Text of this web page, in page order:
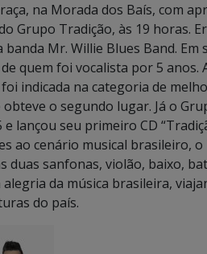
na Morada dos Baís, com
Grupo Tradição, às 19 horas.
Mr. Willie Blues Band.
quem foi vocalista por 5 anos.
indicada na categoria de
o segundo lugar. Já o
lançou seu primeiro CD
ao cenário musical brasileiro,
duas sanfonas, violão, baixo,
da música brasileira,
do país.